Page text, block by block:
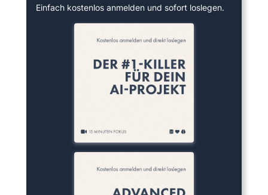
Einfach kostenlos anmelden und sofort loslegen.